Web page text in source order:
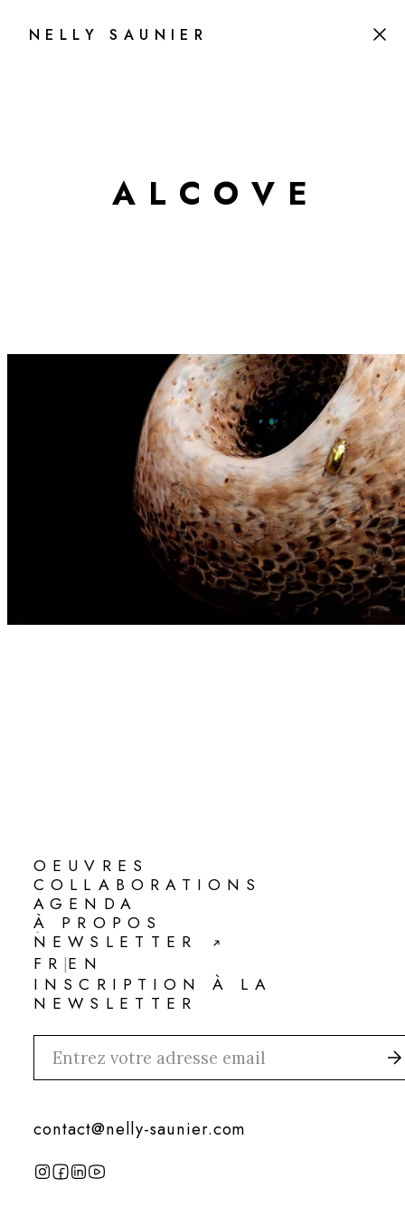
NELLY SAUNIER
A L C OV E
OEUVRES
OEUVRES
COLLABORATIONS
COLLABORATIONS
AGENDA
AGENDA
À PROPOS
À PROPOS
NEWSLETTER
NEWSLETTER
FR
FR
|EN
EN
INSCRIPTION À LA
NEWSLETTER
contact@nelly-saunier.com